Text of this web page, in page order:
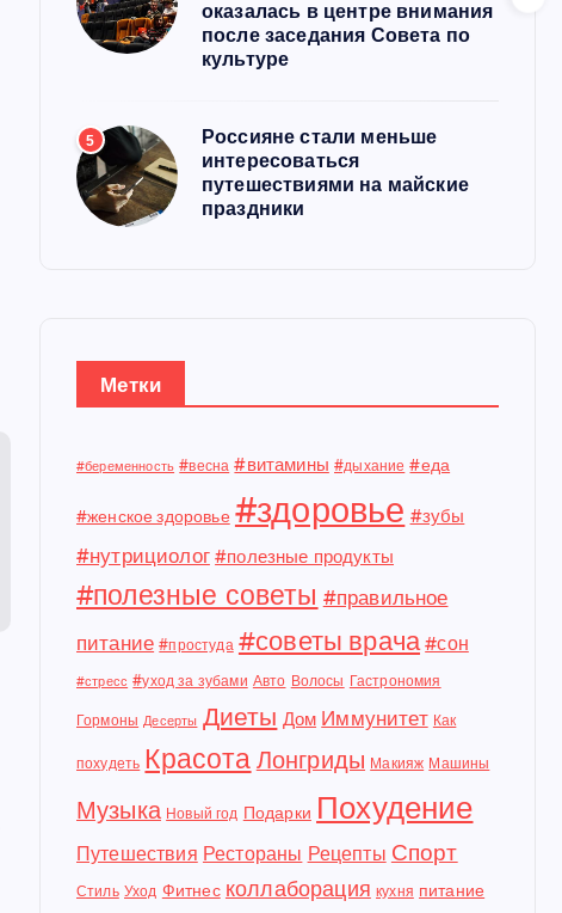
оказалась в центре внимания
после заседания Совета по
культуре
5
Россияне стали меньше
интересоваться
путешествиями на майские
праздники
Метки
#беременность #весна #витамины #дыхание #еда
#женское здоровье #здоровье #зубы
#нутрициолог #полезные продукты
#полезные советы #правильное
питание #простуда #советы врача #сон
#стресс #уход за зубами Авто Волосы Гастрономия
Гормоны Десерты Диеты Дом Иммунитет Как
похудеть Красота Лонгриды Макияж Машины
Музыка Новый год Подарки Похудение
Путешествия Рестораны Рецепты Спорт
Стиль Уход Фитнес коллаборация кухня питание